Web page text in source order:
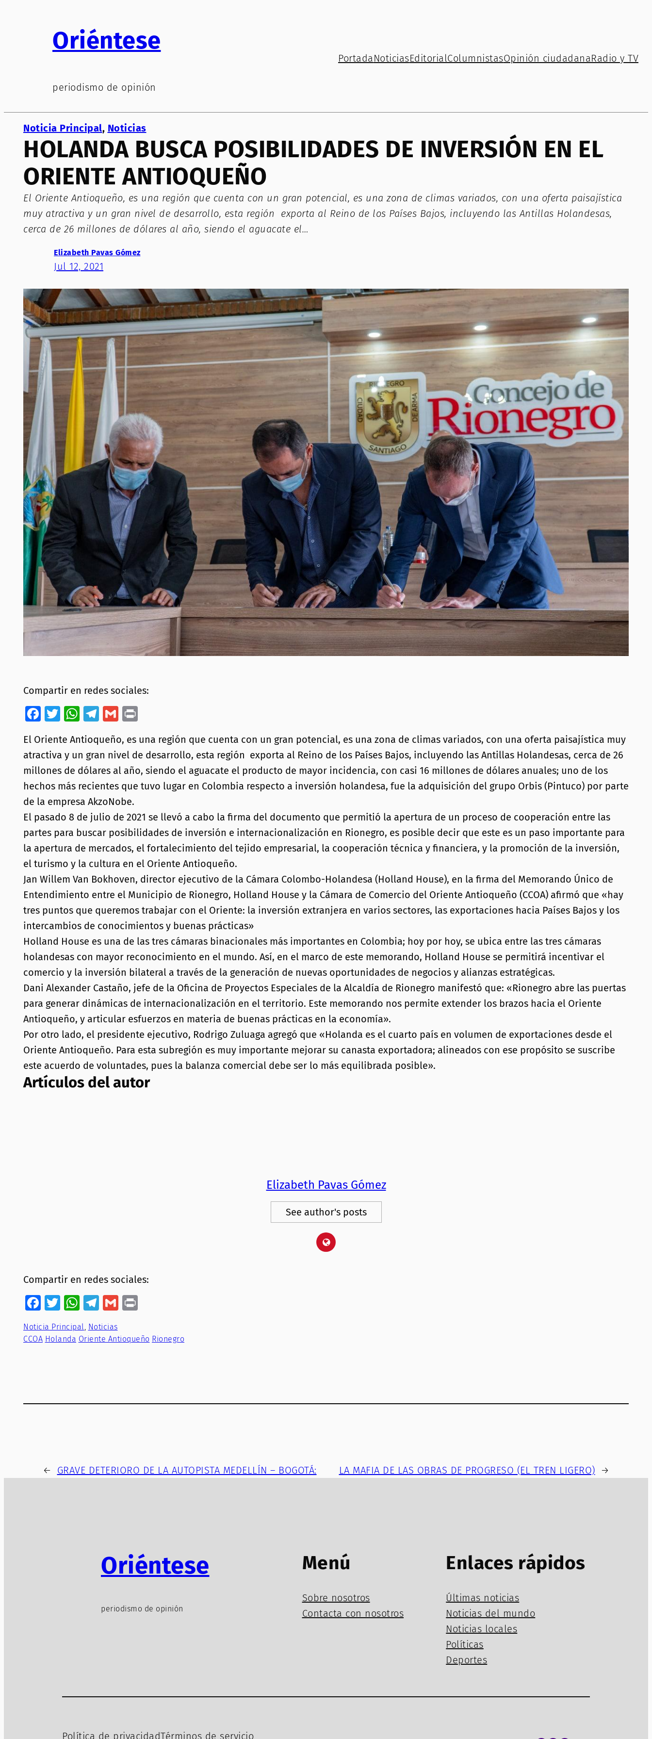
Oriéntese
periodismo de opinión
Portada NoticiasEditorialColumnistasOpinión ciudadanaRadio y TV
Noticia Principal, Noticias
HOLANDA BUSCA POSIBILIDADES DE INVERSIÓN EN EL
ORIENTE ANTIOQUEÑO
El Oriente Antioqueño, es una región que cuenta con un gran potencial, es una zona de climas variados, con una oferta paisajística
muy atractiva y un gran nivel de desarrollo, esta región exporta al Reino de los Países Bajos, incluyendo las Antillas Holandesas,
cerca de 26 millones de dólares al año, siendo el aguacate el…
Elizabeth Pavas Gómez
Jul 12, 2021
Compartir en redes sociales:
Facebook
Twitter
WhatsApp
Telegram
Gmail
El Oriente Antioqueño, es una región que cuenta con un gran potencial, es una zona de climas variados, con una oferta paisajística muy
atractiva y un gran nivel de desarrollo, esta región exporta al Reino de los Países Bajos, incluyendo las Antillas Holandesas, cerca de 26
millones de dólares al año, siendo el aguacate el producto de mayor incidencia, con casi 16 millones de dólares anuales; uno de los
hechos más recientes que tuvo lugar en Colombia respecto a inversión holandesa, fue la adquisición del grupo Orbis (Pintuco) por parte
de la empresa AkzoNobe.
El pasado 8 de julio de 2021 se llevó a cabo la firma del documento que permitió la apertura de un proceso de cooperación entre las
partes para buscar posibilidades de inversión e internacionalización en Rionegro, es posible decir que este es un paso importante para
la apertura de mercados, el fortalecimiento del tejido empresarial, la cooperación técnica y financiera, y la promoción de la inversión,
el turismo y la cultura en el Oriente Antioqueño.
Jan Willem Van Bokhoven, director ejecutivo de la Cámara Colombo-Holandesa (Holland House), en la firma del Memorando Único de
Entendimiento entre el Municipio de Rionegro, Holland House y la Cámara de Comercio del Oriente Antioqueño (CCOA) afirmó que «hay
tres puntos que queremos trabajar con el Oriente: la inversión extranjera en varios sectores, las exportaciones hacia Países Bajos y los
intercambios de conocimientos y buenas prácticas»
Holland House es una de las tres cámaras binacionales más importantes en Colombia; hoy por hoy, se ubica entre las tres cámaras
holandesas con mayor reconocimiento en el mundo. Así, en el marco de este memorando, Holland House se permitirá incentivar el
comercio y la inversión bilateral a través de la generación de nuevas oportunidades de negocios y alianzas estratégicas.
Dani Alexander Castaño, jefe de la Oficina de Proyectos Especiales de la Alcaldía de Rionegro manifestó que: «Rionegro abre las puertas
para generar dinámicas de internacionalización en el territorio. Este memorando nos permite extender los brazos hacia el Oriente
Antioqueño, y articular esfuerzos en materia de buenas prácticas en la economía».
Por otro lado, el presidente ejecutivo, Rodrigo Zuluaga agregó que «Holanda es el cuarto país en volumen de exportaciones desde el
Oriente Antioqueño. Para esta subregión es muy importante mejorar su canasta exportadora; alineados con ese propósito se suscribe
este acuerdo de voluntades, pues la balanza comercial debe ser lo más equilibrada posible».
Artículos del autor
Elizabeth Pavas Gómez
See author's posts
Compartir en redes sociales:
Facebook
Twitter
WhatsApp
Telegram
Gmail
Noticia Principal, Noticias
CCOA Holanda Oriente Antioqueño Rionegro
← GRAVE DETERIORO DE LA AUTOPISTA MEDELLÍN – BOGOTÁ: LA MAFIA DE LAS OBRAS DE PROGRESO (EL TREN LIGERO) →
Oriéntese
periodismo de opinión
Menú
Sobre nosotros
Contacta con nosotros
Enlaces rápidos
Últimas noticias
Noticias del mundo
Noticias locales
Políticas
Deportes
Política de privacidadTérminos de servicio